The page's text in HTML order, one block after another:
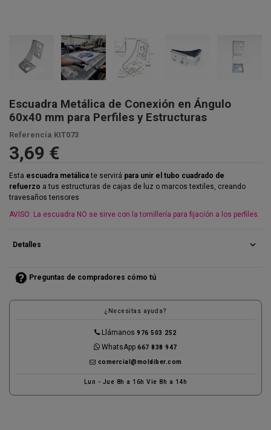
Escuadra Metálica de Conexión en Ángulo
60x40 mm para Perfiles y Estructuras
Referencia KIT073
3,69 €
Esta escuadra metálicate servirá para unir el tubo cuadrado de
refuerzo a tus estructuras de cajas de luz o marcos textiles, creando
travesaños tensores
AVISO: La escuadra NO se sirve con la tornillería para fijación a los perfiles.
Detalles expand_more
Preguntas de compradores cómo tú
¿Necesitas ayuda?
Llámanos976 503 252
WhatsApp667 838 947
comercial@moldiber.com
Lun - Jue 8h a 16h Vie 8h a 14h